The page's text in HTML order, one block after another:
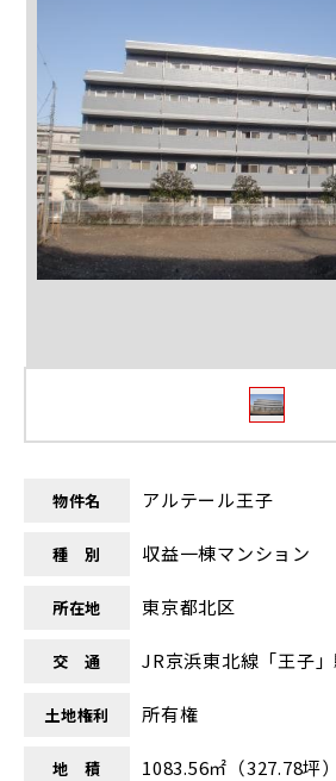
物件名 アルテール王子
種 別 収益一棟マンション
所在地 東京都北区
交 通 JR京浜東北線「王子
土地権利 所有権
地 積 1083.56㎡（327.78坪）